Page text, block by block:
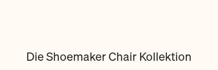
Die Shoemaker Chair Kollektion